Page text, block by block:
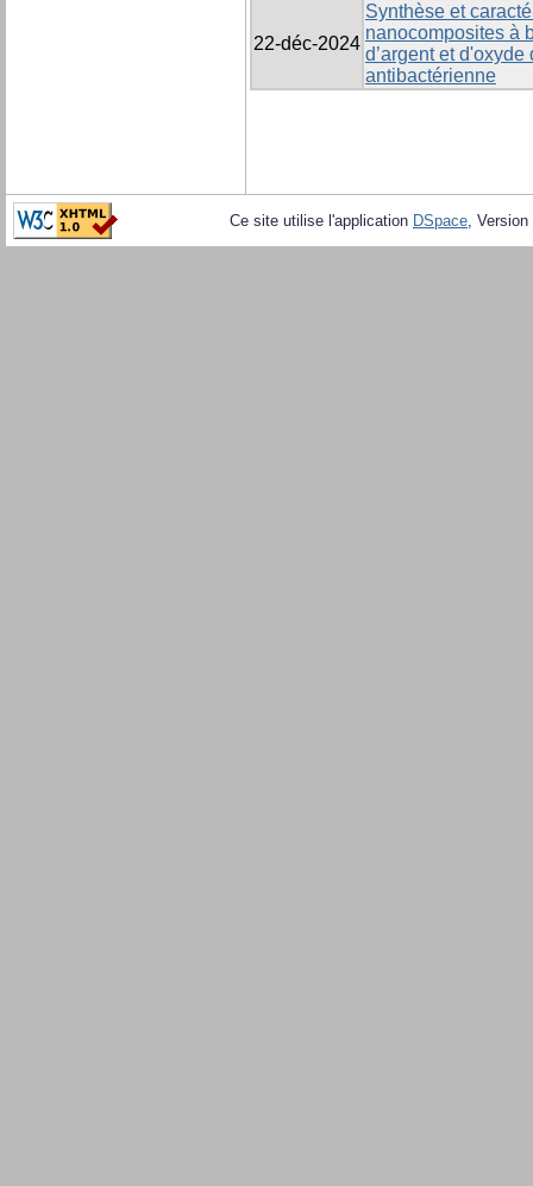
22-déc-2024
Synthèse et
nanocomposites à
d’argent et
antibactérienne
Ce site utilise l'application DSpace,